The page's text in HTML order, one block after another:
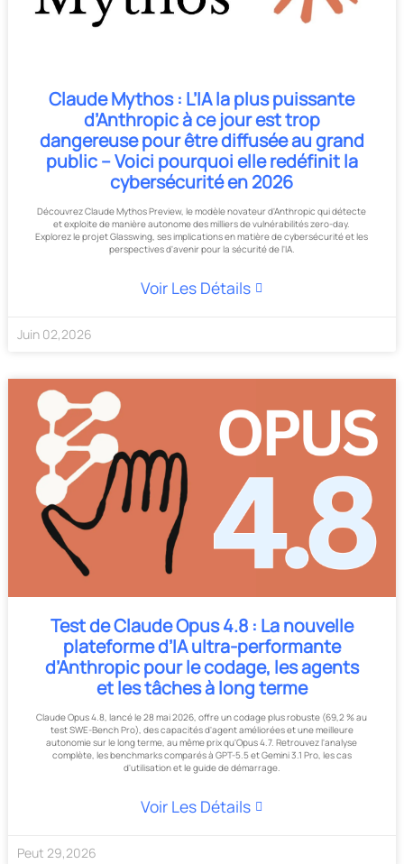
Claude Mythos : L’IA la plus puissante
d’Anthropic à ce jour est trop
dangereuse pour être diffusée au grand
public – Voici pourquoi elle redéfinit la
cybersécurité en 2026
Découvrez Claude Mythos Preview, le modèle novateur d'Anthropic qui détecte
et exploite de manière autonome des milliers de vulnérabilités zero-day.
Explorez le projet Glasswing, ses implications en matière de cybersécurité et les
perspectives d'avenir pour la sécurité de l'IA.
Voir Les Détails
Juin 02,2026
Test de Claude Opus 4.8 : La nouvelle
plateforme d’IA ultra-performante
d’Anthropic pour le codage, les agents
et les tâches à long terme
Claude Opus 4.8, lancé le 28 mai 2026, offre un codage plus robuste (69,2 % au
test SWE-Bench Pro), des capacités d'agent améliorées et une meilleure
autonomie sur le long terme, au même prix qu'Opus 4.7. Retrouvez l'analyse
complète, les benchmarks comparés à GPT-5.5 et Gemini 3.1 Pro, les cas
d'utilisation et le guide de démarrage.
Voir Les Détails
Peut 29,2026